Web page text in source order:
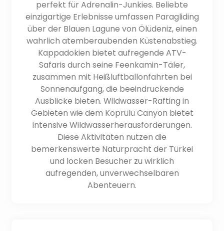
perfekt für Adrenalin-Junkies. Beliebte
einzigartige Erlebnisse umfassen Paragliding
über der Blauen Lagune von Ölüdeniz, einen
wahrlich atemberaubenden Küstenabstieg.
Kappadokien bietet aufregende ATV-
Safaris durch seine Feenkamin-Täler,
zusammen mit Heißluftballonfahrten bei
Sonnenaufgang, die beeindruckende
Ausblicke bieten. Wildwasser-Rafting in
Gebieten wie dem Köprülü Canyon bietet
intensive Wildwasserherausforderungen.
Diese Aktivitäten nutzen die
bemerkenswerte Naturpracht der Türkei
und locken Besucher zu wirklich
aufregenden, unverwechselbaren
Abenteuern.